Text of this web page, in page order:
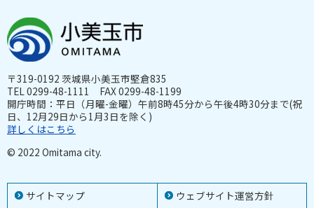
サイトマップ ウェブサイト運営方針
〒319-0192 茨城県小美玉市堅倉835
TEL 0299-48-1111 FAX 0299-48-1199
開庁時間：平日（月曜-金曜）午前8時45分から午後4時30分まで(祝
日、12月29日から1月3日を除く)
詳しくはこちら
© 2022 Omitama city.